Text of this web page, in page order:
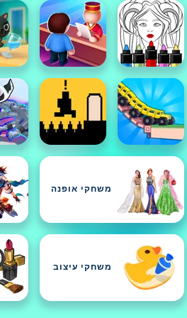
משחקי אופנה
משחקי עיצוב